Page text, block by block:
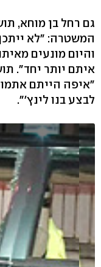
גם רחל בן מוחא,
המשטרה: "לא
והיום מונעים
איתם יותר יחד".
"איפה הייתם
לבצע בנו לינץ'".